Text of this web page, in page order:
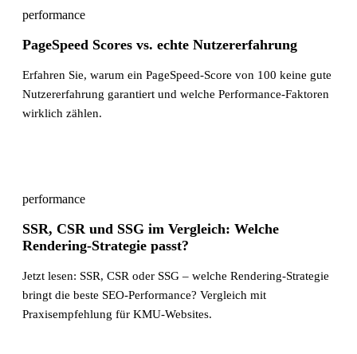
performance
PageSpeed Scores vs. echte Nutzererfahrung
Erfahren Sie, warum ein PageSpeed-Score von 100 keine gute
Nutzererfahrung garantiert und welche Performance-Faktoren
wirklich zählen.
performance
SSR, CSR und SSG im Vergleich: Welche
Rendering-Strategie passt?
Jetzt lesen: SSR, CSR oder SSG – welche Rendering-Strategie
bringt die beste SEO-Performance? Vergleich mit
Praxisempfehlung für KMU-Websites.